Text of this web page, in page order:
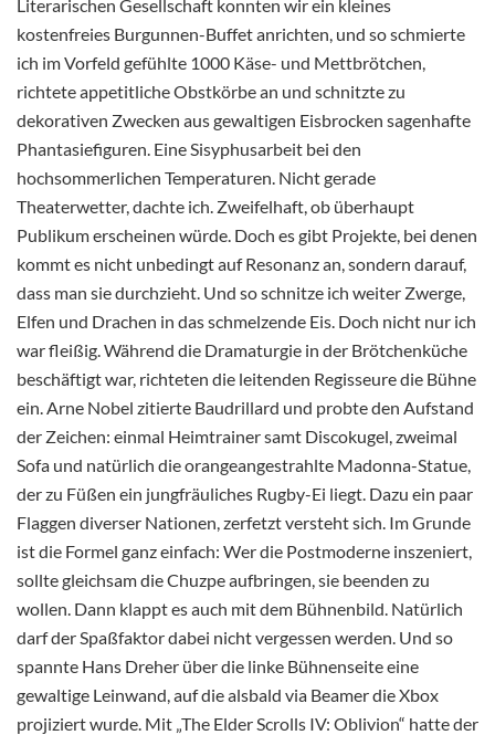
Literarischen Gesellschaft konnten wir ein kleines
kostenfreies Burgunnen-Buffet anrichten, und so schmierte
ich im Vorfeld gefühlte 1000 Käse- und Mettbrötchen,
richtete appetitliche Obstkörbe an und schnitzte zu
dekorativen Zwecken aus gewaltigen Eisbrocken sagenhafte
Phantasiefiguren. Eine Sisyphusarbeit bei den
hochsommerlichen Temperaturen. Nicht gerade
Theaterwetter, dachte ich. Zweifelhaft, ob überhaupt
Publikum erscheinen würde. Doch es gibt Projekte, bei denen
kommt es nicht unbedingt auf Resonanz an, sondern darauf,
dass man sie durchzieht. Und so schnitze ich weiter Zwerge,
Elfen und Drachen in das schmelzende Eis. Doch nicht nur ich
war fleißig. Während die Dramaturgie in der Brötchenküche
beschäftigt war, richteten die leitenden Regisseure die Bühne
ein. Arne Nobel zitierte Baudrillard und probte den Aufstand
der Zeichen: einmal Heimtrainer samt Discokugel, zweimal
Sofa und natürlich die orangeangestrahlte Madonna-Statue,
der zu Füßen ein jungfräuliches Rugby-Ei liegt. Dazu ein paar
Flaggen diverser Nationen, zerfetzt versteht sich. Im Grunde
ist die Formel ganz einfach: Wer die Postmoderne inszeniert,
sollte gleichsam die Chuzpe aufbringen, sie beenden zu
wollen. Dann klappt es auch mit dem Bühnenbild. Natürlich
darf der Spaßfaktor dabei nicht vergessen werden. Und so
spannte Hans Dreher über die linke Bühnenseite eine
gewaltige Leinwand, auf die alsbald via Beamer die Xbox
projiziert wurde. Mit „The Elder Scrolls IV: Oblivion“ hatte der